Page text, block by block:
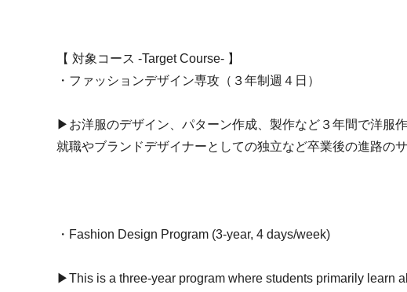
【 対象コース -Target Course- 】
・ファッションデザイン専攻（３年制週４日）
▶お洋服のデザイン、パターン作成、製作など３年間で洋服
就職やブランドデザイナーとしての独立など卒業後の進路の
・Fashion Design Program (3-year, 4 days/week)
▶This is a three-year program where students primarily learn